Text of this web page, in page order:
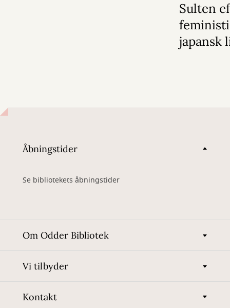
Sulten
japansk
Åbningstider
Se bibliotekets åbningstider
Om Odder Bibliotek
Vi tilbyder
Kontakt